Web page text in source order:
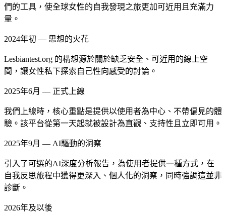
們的工具，使全球女性的自我發現之旅更加可近用且充滿力
量。
2024年初 — 思想的火花
Lesbiantest.org 的構想源於關於缺乏安全、可近用的線上空
間，讓女性私下探索自己性向感受的討論。
2025年6月 — 正式上線
我們上線時，核心重點是提供以使用者為中心、不帶偏見的體
驗。該平台從第一天起就被設計為直觀、支持性且立即可用。
2025年9月 — AI驅動的洞察
引入了可選的AI深度分析報告，為使用者提供一種方式，在
自我反思旅程中獲得更深入、個人化的洞察，同時強調這並非
診斷。
2026年及以後